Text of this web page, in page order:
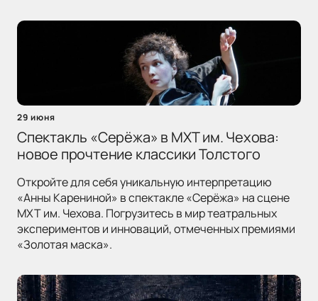
29 июня
Спектакль «Серёжа» в МХТ им. Чехова:
новое прочтение классики Толстого
Откройте для себя уникальную интерпретацию
«Анны Карениной» в спектакле «Серёжа» на сцене
МХТ им. Чехова. Погрузитесь в мир театральных
экспериментов и инноваций, отмеченных премиями
«Золотая маска».